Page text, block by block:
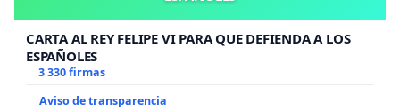
CARTA AL REY FELIPE VI PARA QUE DEFIENDA A LOS
ESPAÑOLES
3 330 firmas
Aviso de transparencia